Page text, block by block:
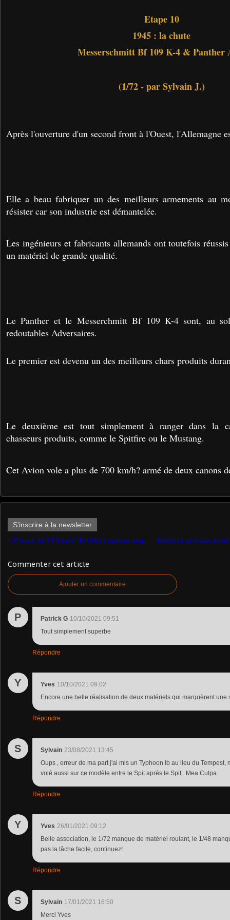
Etape 10
1945 : la chute
Messerschmitt Bf 109 K-4 & Panther
(1/72 - par Sylvain J.)
Après l'ouverture d'un second front à l'Ouest, l'Allemagne
Elle a beau fabriquer un des meilleurs armements au
résister car son industrie est démantelée.
Les ingénieurs et fabricants allemands ont toutefois
un matériel de grande qualité.
Le Panther et le Messerchmitt Bf 109 K-4 sont, au
redoutables Adversaires.
Le premier est devenu un des meilleurs chars produits
Le deuxième est tout simplement à ranger dans la
chasseurs produits, comme le Spitfire ou le Mustang.
Cet Avion vole a plus de 700 km/h? armé de deux canons
S'inscrire à la newsletter
Presse : le VT4 dans "4x4 Story spécial Jeep" n° 102 et 103 (par J. Hadacek)
Commenter cet article
Ajouter un commentaire
P Patrick G 10/10/2021 09:51
Tout simplement superbe
Répondre
Y Yves 10/10/2021 09:02
Encore une belle réalisation de deux matériels qui marquèrent une
Répondre
S Sylvain 23/08/2021 13:45
Oups , erreur de ma part j'ai mis un Typhoon Ib au lieu du Tempest,
volé aussi sur ce modèle entre le Spit après le Spit . Mea Culpa
Répondre
Y Yves 26/01/2021 09:12
Belle association, le 1/72 manque de matériel roulant, le 1/48
pas la tâche facile, continuez!
Répondre
S Sylvain 17/01/2021 16:50
Merci Yves